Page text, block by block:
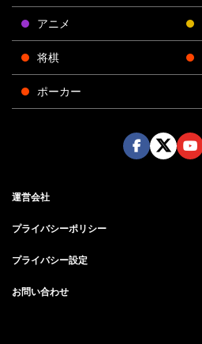
アニメ
将棋
ポーカー
運営会社
プライバシーポリシー
プライバシー設定
お問い合わせ